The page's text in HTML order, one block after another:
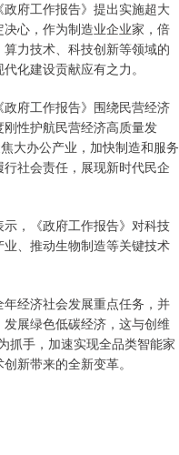
府工作报告》提出实施超大
心，作为制造业企业家，倍
力技术、科技创新等领域的
化建设贡献应有之力。
府工作报告》围绕民营经济
性护航民营经济高质量发
大办公产业，加快制造和服务
社会责任，展现新时代民企
，《政府工作报告》对科技
、推动生物制造等关键技术
经济社会发展重点任务，并
展绿色低碳经济，这与创维
抓手，加速实现全品类智能家
新带来的全新变革。